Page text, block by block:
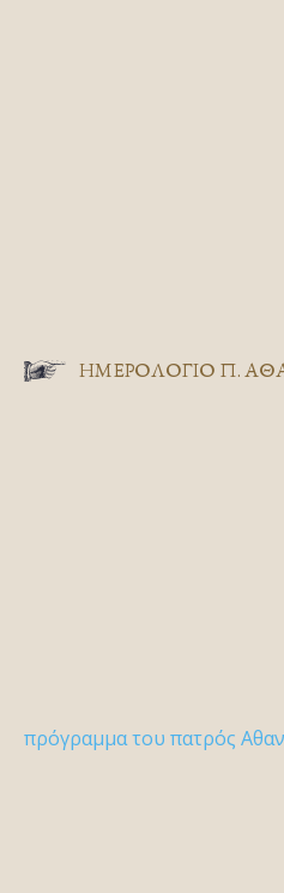
ΗΜΕΡΟΛΟΓΙΟ Π.
πρόγραμμα του πατρός